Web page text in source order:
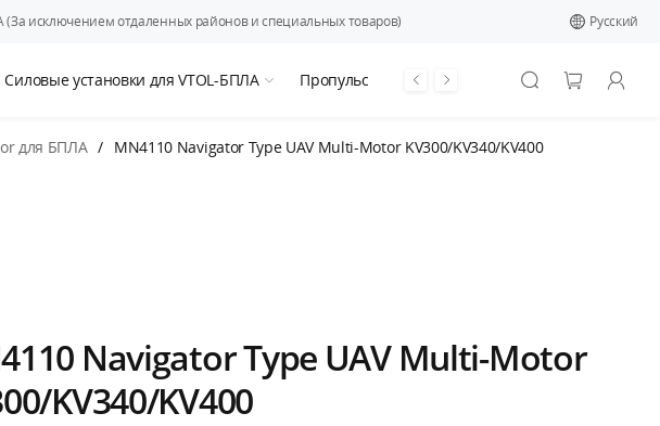
исключением отдаленных районов и специальных товаров) Pусский
Силовые установки для VTOL-БПЛА Пропульсивная система
для БПЛА / MN4110 Navigator Type UAV Multi-Motor KV300/KV340/KV400
Navigator Type UAV Multi-Motor
KV340/KV400